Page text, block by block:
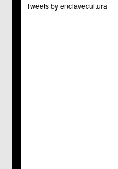
C.C. Puertas de Castilla
Tweets by enclavecultura